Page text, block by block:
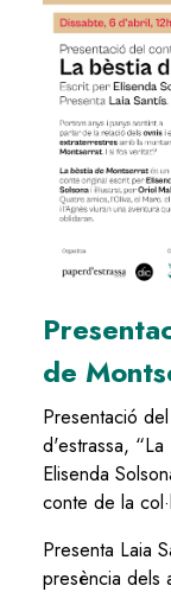
de
Presentació
d'estrassa,
Elisenda
conte de la
Presenta Laia
presència dels